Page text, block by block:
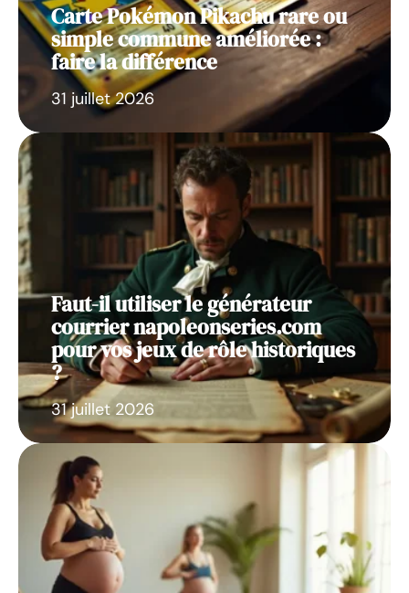
Carte Pokémon Pikachu rare ou
simple commune améliorée :
faire la différence
31 juillet 2026
Faut-il utiliser le générateur
courrier napoleonseries.com
pour vos jeux de rôle historiques
?
31 juillet 2026